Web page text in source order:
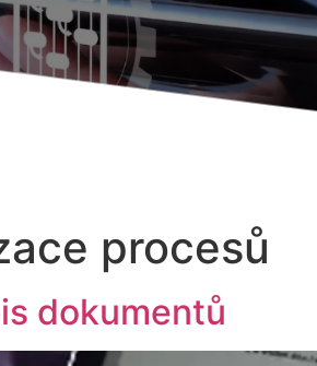
procesů
dokumentů